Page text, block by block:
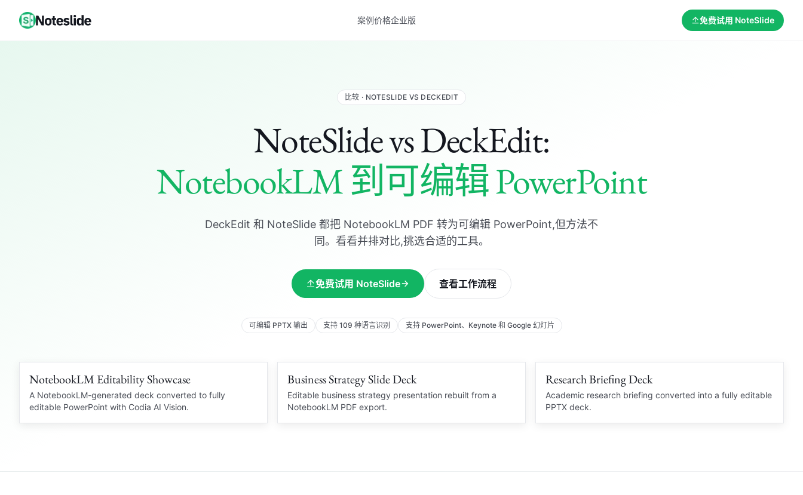
案例价格企业版 免费试用 NoteSlide
比较 · NOTESLIDE VS DECKEDIT
NoteSlide vs DeckEdit:
NotebookLM 到可编辑 PowerPoint
DeckEdit 和 NoteSlide 都把 NotebookLM PDF 转为可编辑 PowerPoint,但方法不
同。看看并排对比,挑选合适的工具。
免费试用 NoteSlide 查看工作流程
可编辑 PPTX 输出 支持 109 种语言识别 支持 PowerPoint、Keynote 和 Google 幻灯片
NOTEBOOKLM PDF
NotebookLM Editability Showcase
A NotebookLM-generated deck converted to fully
editable PowerPoint with Codia AI Vision.
STRATEGY DECK
Market insight
Business Strategy Slide Deck
Editable business strategy presentation rebuilt from a
NotebookLM PDF export.
RESEARCH BRIEF
Citation notes and diagrams rebuilt
Research Briefing Deck
Academic research briefing converted into a fully editable
PPTX deck.